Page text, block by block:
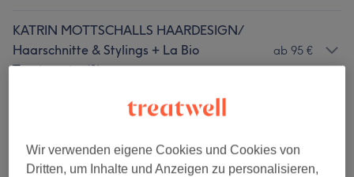
KATRIN MOTTSCHALLS HAARDESIGN/
Haarschnitte & Stylings + La Bio
Treatments (1)
ab 95 €
GLOSSING Inclusive CUT & STYLE
Gepflegte Haare) (2)
Wir verwenden eigene Cookies und Cookies von
Dritten, um Inhalte und Anzeigen zu personalisieren,